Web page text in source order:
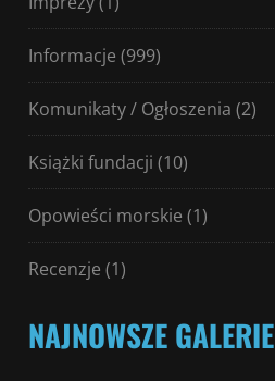
Informacje (999)
Komunikaty / Ogłoszenia (2)
Książki fundacji (10)
Opowieści morskie (1)
Recenzje (1)
NAJNOWSZE GALERIE